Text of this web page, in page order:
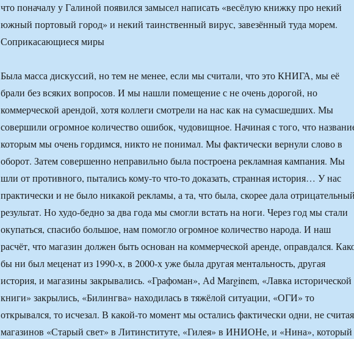
что поначалу у Галиной появился замысел написать «весёлую книжку про некий
южный портовый город» и некий таинственный вирус, завезённый туда морем.
Соприкасающиеся миры
Была масса дискуссий, но тем не менее, если мы считали, что это КНИГА, мы её
брали без всяких вопросов. И мы нашли помещение с не очень дорогой, но
коммерческой арендой, хотя коллеги смотрели на нас как на сумасшедших. Мы
совершили огромное количество ошибок, чудовищное. Начиная с того, что
которым мы очень гордимся, никто не понимал. Мы фактически вернули слово в
оборот. Затем совершенно неправильно была построена рекламная кампания. Мы
шли от противного, пытались кому-то что-то доказать, странная история… У нас
практически и не было никакой рекламы, а та, что была, скорее дала
результат. Но худо-бедно за два года мы смогли встать на ноги. Через год мы стали
окупаться, спасибо большое, нам помогло огромное количество народа. И наш
расчёт, что магазин должен быть основан на коммерческой аренде, оправдался.
бы ни был меценат из 1990-х, в 2000-х уже была другая ментальность, другая
история, и магазины закрывались. «Графоман», Аd Marginem, «Лавка исторической
книги» закрылись, «Билингва» находилась в тяжёлой ситуации, «ОГИ» то
открывался, то исчезал. В какой-то момент мы остались фактически одни, не считая
магазинов «Старый свет» в Литинституте, «Гилея» в ИНИОНе, и «Нина», который